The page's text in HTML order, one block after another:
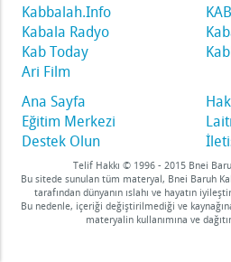
Şeyleri – 1
Başlama
Kabbalah.Info
Kabala Radyo
Kab Today
Ari Film
Ana Sayfa
Eğitim Merkezi
Destek Olun
Telif Hakkı © 1996 - 2015 Bnei
Bu sitede sunulan tüm materyal, Bnei Baruh
tarafından dünyanın ıslahı ve hayatın
Bu nedenle, içeriği değiştirilmediği ve
materyalin kullanımına ve